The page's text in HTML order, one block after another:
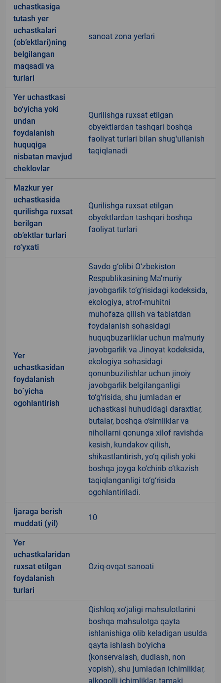
uchastkasiga
tutash yer
uchastkalari
(ob’ektlari)ning
belgilangan
maqsadi va
turlari
sanoat zona yerlari
Yer uchastkasi
bo‘yicha yoki
undan
foydalanish
huquqiga
nisbatan mavjud
cheklovlar
Qurilishga ruxsat etilgan
obyektlardan tashqari boshqa
faoliyat turlari bilan shug'ullanish
taqiqlanadi
Mazkur yer
uchastkasida
qurilishga ruxsat
berilgan
ob’ektlar turlari
ro‘yxati
Qurilishga ruxsat etilgan
obyektlardan tashqari boshqa
faoliyat turlari
Yer
uchastkasidan
foydalanish
bo`yicha
ogohlantirish
Savdo g‘olibi O‘zbekiston
Respublikasining Ma’muriy
javobgarlik to‘g‘risidagi kodeksida,
ekologiya, atrof-muhitni
muhofaza qilish va tabiatdan
foydalanish sohasidagi
huquqbuzarliklar uchun ma’muriy
javobgarlik va Jinoyat kodeksida,
ekologiya sohasidagi
qonunbuzilishlar uchun jinoiy
javobgarlik belgilanganligi
to‘g‘risida, shu jumladan er
uchastkasi huhudidagi daraxtlar,
butalar, boshqa o‘simliklar va
nihollarni qonunga xilof ravishda
kesish, kundakov qilish,
shikastlantirish, yo‘q qilish yoki
boshqa joyga ko‘chirib o‘tkazish
taqiqlanganligi to‘g‘risida
ogohlantiriladi.
Ijaraga berish
muddati (yil)
10
Yer
uchastkalaridan
ruxsat etilgan
foydalanish
turlari
Oziq-ovqat sanoati
Qishloq xo‘jaligi mahsulotlarini
boshqa mahsulotga qayta
ishlanishiga olib keladigan usulda
qayta ishlash bo‘yicha
(konservalash, dudlash, non
yopish), shu jumladan ichimliklar,
alkogolli ichimliklar, tamaki